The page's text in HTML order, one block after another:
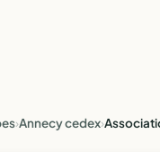
›Annecy cedex›